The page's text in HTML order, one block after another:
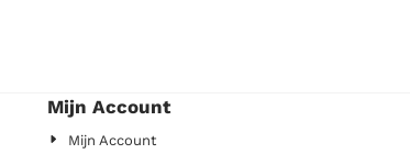
Mijn Account
Mijn Account